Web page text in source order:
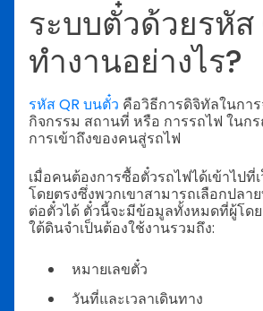
ระบบตั๋วด้วยรหัส
ทำงานอย่างไร?
รหัส QR บนตั๋ว คือวิธีการดิจิทัลในกา
กิจกรรม สถานที่ หรือ การรถไฟ ในก
การเข้าถึงของคนสู่รถไฟ
เมื่อคนต้องการซื้อตั๋วรถไฟได้เข้าไปที่
โดยตรงซึ่งพวกเขาสามารถเลือกปลา
ต่อตั๋วได้ ตั๋วนี้จะมีข้อมูลทั้งหมดที่ผู้โด
ใต้ดินจำเป็นต้องใช้งานรวมถึง:
หมายเลขตั๋ว
วันที่และเวลาเดินทาง